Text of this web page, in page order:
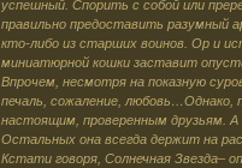
успешный. Спорить с собой или
правильно предоставить разумный
кто-либо из старших воинов. Ор и
миниатюрной кошки заставит
Впрочем, несмотря на показную
печаль, сожаление, любовь…Однако,
настоящим, проверенным друзьям. А
Остальных она всегда держит на
Кстати говоря, Солнечная Звезда–